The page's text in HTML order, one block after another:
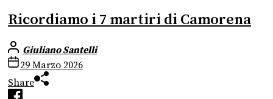
Ricordiamo i 7 martiri di Camorena
Giuliano Santelli
29 Marzo 2026
Share